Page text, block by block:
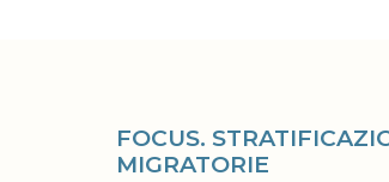
FOCUS.
MIGRATORIE